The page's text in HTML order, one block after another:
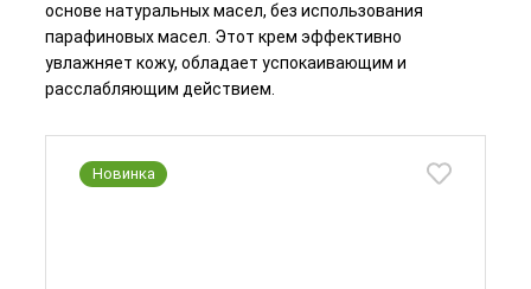
основе натуральных масел, без использования
парафиновых масел. Этот крем эффективно
увлажняет кожу, обладает успокаивающим и
расслабляющим действием.
Новинка